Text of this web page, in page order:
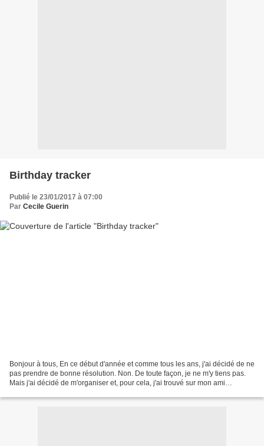
Birthday tracker
Publié le 23/01/2017 à 07:00
Par Cecile Guerin
Bonjour à tous, En ce début d'année et comme tous les ans, j'ai décidé de ne
pas prendre de bonne résolution. Non. De toute façon, je ne m'y tiens pas.
Mais j'ai décidé de m'organiser et, pour cela, j'ai trouvé sur mon ami